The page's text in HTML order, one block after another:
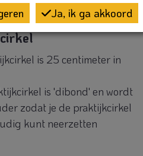
is 25 centimeter in
is 'dibond' en wordt
zodat je de praktijkcirkel
kunt neerzetten
Ja, ik ga akkoord